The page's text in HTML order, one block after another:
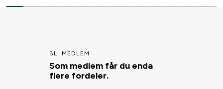
BLI MEDLEM
Som medlem får du enda
flere fordeler.